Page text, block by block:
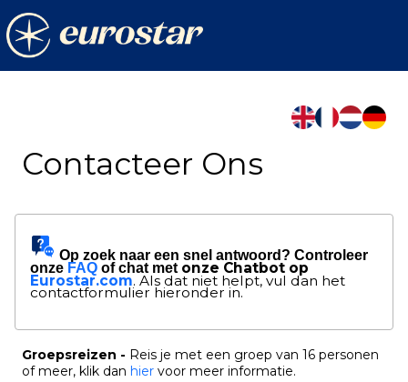
Contacteer Ons
Op zoek naar een snel antwoord? Controleer
onze FAQ of chat met onze Chatbot op
Eurostar.com. Als dat niet helpt, vul dan het
contactformulier hieronder in.
Groepsreizen - Reis je met een groep van 16 personen
of meer, klik dan hier voor meer informatie.